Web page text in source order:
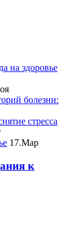
на здоровье
болезни:
стресса
17.Мар
к